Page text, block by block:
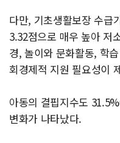
다만, 기초생활보장 수급
3.32점으로 매우 높아 저
경, 놀이와 문화활동, 학
회경제적 지원 필요성이
아동의 결핍지수도
변화가 나타났다.